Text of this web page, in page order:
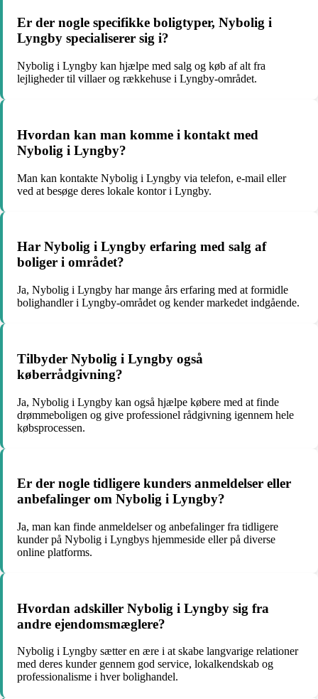
Er der nogle specifikke boligtyper, Nybolig i
Lyngby specialiserer sig i?
Nybolig i Lyngby kan hjælpe med salg og køb af alt fra
lejligheder til villaer og rækkehuse i Lyngby-området.
Hvordan kan man komme i kontakt med
Nybolig i Lyngby?
Man kan kontakte Nybolig i Lyngby via telefon, e-mail eller
ved at besøge deres lokale kontor i Lyngby.
Har Nybolig i Lyngby erfaring med salg af
boliger i området?
Ja, Nybolig i Lyngby har mange års erfaring med at formidle
bolighandler i Lyngby-området og kender markedet indgående.
Tilbyder Nybolig i Lyngby også
køberrådgivning?
Ja, Nybolig i Lyngby kan også hjælpe købere med at finde
drømmeboligen og give professionel rådgivning igennem hele
købsprocessen.
Er der nogle tidligere kunders anmeldelser eller
anbefalinger om Nybolig i Lyngby?
Ja, man kan finde anmeldelser og anbefalinger fra tidligere
kunder på Nybolig i Lyngbys hjemmeside eller på diverse
online platforms.
Hvordan adskiller Nybolig i Lyngby sig fra
andre ejendomsmæglere?
Nybolig i Lyngby sætter en ære i at skabe langvarige relationer
med deres kunder gennem god service, lokalkendskab og
professionalisme i hver bolighandel.